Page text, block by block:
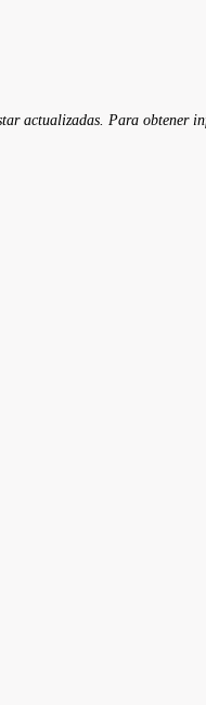
Para obtener